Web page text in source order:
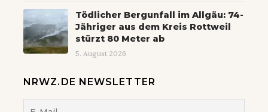
Tödlicher Bergunfall im Allgäu: 74-
Jähriger aus dem Kreis Rottweil
stürzt 80 Meter ab
5. August 2026
NRWZ.DE NEWSLETTER